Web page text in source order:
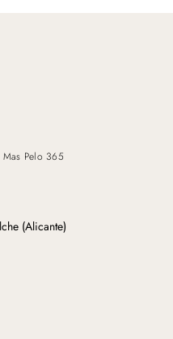
Pelo 365
(Alicante)